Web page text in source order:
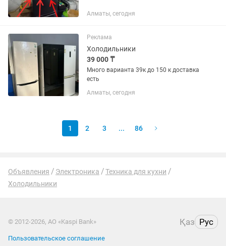
Алматы, сегодня
Реклама
Холодильники
39 000 ₸
Много варианта 39к до 150 к доставка
есть
Алматы, сегодня
1 2 3 ... 86
Объявления Электроника
Техника для кухни
Холодильники
© 2012-2026, АО «Kaspi Bank» Қаз Рус
Пользовательское соглашение